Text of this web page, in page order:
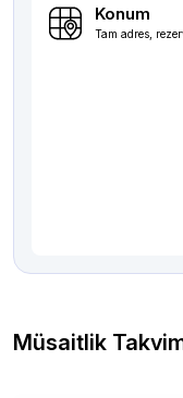
Konum
Tam adres,
Müsaitlik